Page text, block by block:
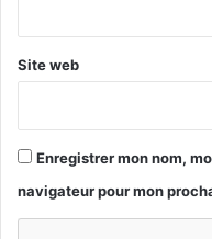
Site web
Enregistrer mon nom,
navigateur pour mon